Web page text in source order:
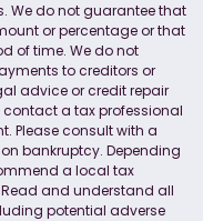
We do not guarantee that
or percentage or that
of time. We do not
to creditors or
advice or credit repair
contact a tax professional
Please consult with a
bankruptcy. Depending
a local tax
and understand all
potential adverse